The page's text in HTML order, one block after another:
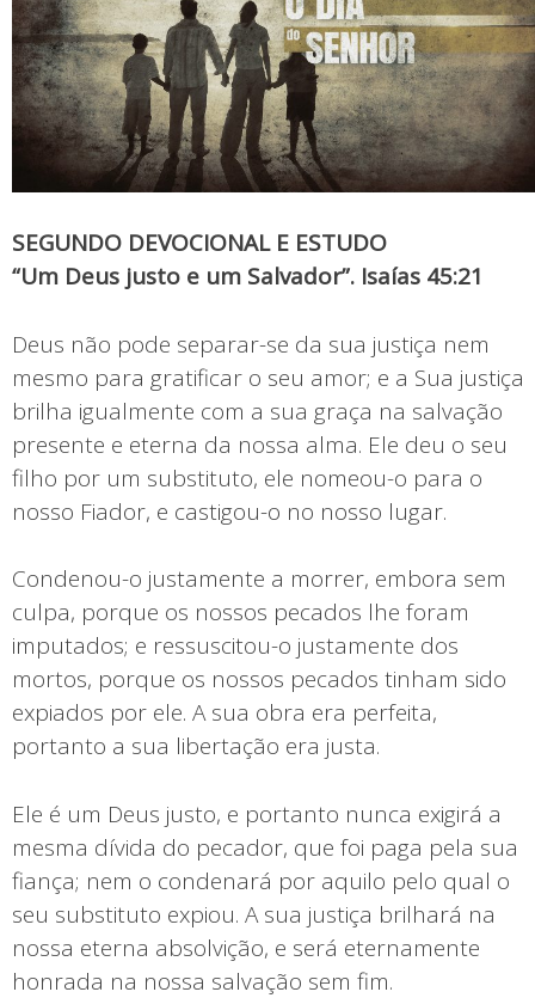
SEGUNDO DEVOCIONAL E ESTUDO
“Um Deus justo e um Salvador”. Isaías 45:21
Deus não pode separar-se da sua justiça nem
mesmo para gratificar o seu amor; e a Sua justiça
brilha igualmente com a sua graça na salvação
presente e eterna da nossa alma. Ele deu o seu
filho por um substituto, ele nomeou-o para o
nosso Fiador, e castigou-o no nosso lugar.
Condenou-o justamente a morrer, embora sem
culpa, porque os nossos pecados lhe foram
imputados; e ressuscitou-o justamente dos
mortos, porque os nossos pecados tinham sido
expiados por ele. A sua obra era perfeita,
portanto a sua libertação era justa.
Ele é um Deus justo, e portanto nunca exigirá a
mesma dívida do pecador, que foi paga pela sua
fiança; nem o condenará por aquilo pelo qual o
seu substituto expiou. A sua justiça brilhará na
nossa eterna absolvição, e será eternamente
honrada na nossa salvação sem fim.